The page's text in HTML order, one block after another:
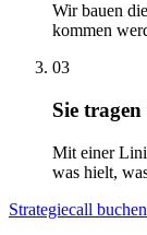
Wir bauen
kommen
03
Sie
Mit einer
was hielt,
Strategiecall buchen